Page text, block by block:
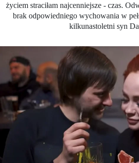
życiem straciłam najcenniejsze - czas.
brak odpowiedniego wychowania w
kilkunastoletni syn